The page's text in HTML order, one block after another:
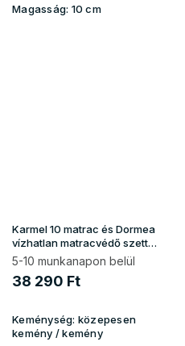
Magasság: 10 cm
Karmel 10 matrac és Dormea
vízhatlan matracvédő szett
(90x200)
5-10 munkanapon belül
38 290 Ft
Keménység: közepesen
kemény / kemény